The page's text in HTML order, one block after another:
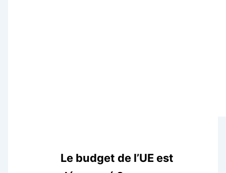
Le budget de l’UE est